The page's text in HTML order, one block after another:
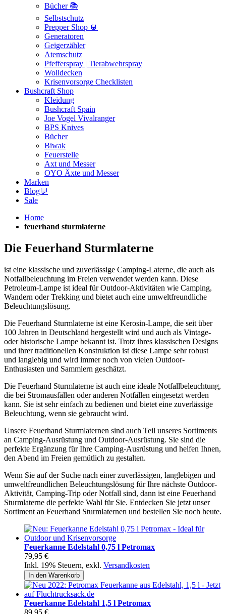
Bücher 📚
Selbstschutz
Prepper Shop 🥫
Generatoren
Geigerzähler
Atemschutz
Pfefferspray | Tierabwehrspray
Wolldecken
Krisenvorsorge Checklisten
Bushcraft Shop
Kleidung
Bushcraft Spain
Joe Vogel Vivalranger
BPS Knives
Bücher
Biwak
Feuerstelle
Axt und Messer
OYO Äxte und Messer
Marken
Blog💬
Sale
Home
feuerhand sturmlaterne
Die Feuerhand Sturmlaterne
ist eine klassische und zuverlässige Camping-Laterne, die auch als
Notfallbeleuchtung im Freien verwendet werden kann. Diese
Petroleum-Lampe ist ideal für Outdoor-Aktivitäten wie Camping,
Wandern oder Trekking und bietet auch eine umweltfreundliche
Beleuchtungslösung.
Die Feuerhand Sturmlaterne ist eine Kerosin-Lampe, die seit über
100 Jahren in Deutschland hergestellt wird und auch als Vintage-
oder historische Lampe bekannt ist. Trotz ihres klassischen Designs
und ihrer traditionellen Konstruktion ist diese Lampe sehr robust
und langlebig und wird immer noch von vielen Outdoor-
Enthusiasten und Sammlern geschätzt.
Die Feuerhand Sturmlaterne ist auch eine ideale Notfallbeleuchtung,
die bei Stromausfällen oder anderen Notfällen eingesetzt werden
kann. Sie ist sehr einfach zu bedienen und bietet eine zuverlässige
Beleuchtung, wenn sie gebraucht wird.
Unsere Feuerhand Sturmlaternen sind auch Teil unseres Sortiments
an Camping-Ausrüstung und Outdoor-Ausrüstung. Sie sind die
perfekte Ergänzung für Ihre Camping-Ausrüstung und helfen Ihnen,
den Abend im Freien gemütlich zu gestalten.
Wenn Sie auf der Suche nach einer zuverlässigen, langlebigen und
umweltfreundlichen Beleuchtungslösung für Ihre nächste Outdoor-
Aktivität, Camping-Trip oder Notfall sind, dann ist eine Feuerhand
Sturmlaterne die perfekte Wahl für Sie. Entdecken Sie jetzt unser
Sortiment an Feuerhand Sturmlaternen und bestellen Sie noch heute.
Feuerkanne Edelstahl 0,75 l Petromax
79,95 €
Inkl. 19% Steuern, exkl. Versandkosten
In den Warenkorb
Feuerkanne Edelstahl 1,5 l Petromax
89,95 €